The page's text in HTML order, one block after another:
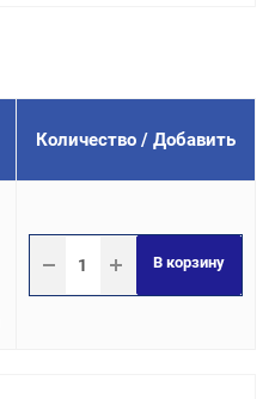
Количество / Добавить
В корзину